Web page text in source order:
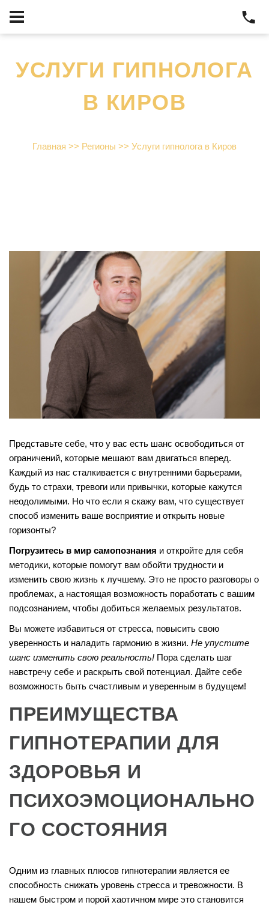
УСЛУГИ ГИПНОЛОГА
В КИРОВ
Главная >> Регионы >> Услуги гипнолога в Киров
Представьте себе, что у вас есть шанс освободиться от
ограничений, которые мешают вам двигаться вперед.
Каждый из нас сталкивается с внутренними барьерами,
будь то страхи, тревоги или привычки, которые кажутся
неодолимыми. Но что если я скажу вам, что существует
способ изменить ваше восприятие и открыть новые
горизонты?
Погрузитесь в мир самопознания и откройте для себя
методики, которые помогут вам обойти трудности и
изменить свою жизнь к лучшему. Это не просто разговоры о
проблемах, а настоящая возможность поработать с вашим
подсознанием, чтобы добиться желаемых результатов.
Вы можете избавиться от стресса, повысить свою
уверенность и наладить гармонию в жизни. Не упустите
шанс изменить свою реальность! Пора сделать шаг
навстречу себе и раскрыть свой потенциал. Дайте себе
возможность быть счастливым и уверенным в будущем!
ПРЕИМУЩЕСТВА
ГИПНОТЕРАПИИ ДЛЯ
ЗДОРОВЬЯ И
ПСИХОЭМОЦИОНАЛЬНО
ГО СОСТОЯНИЯ
Одним из главных плюсов гипнотерапии является ее
способность снижать уровень стресса и тревожности. В
нашем быстром и порой хаотичном мире это становится